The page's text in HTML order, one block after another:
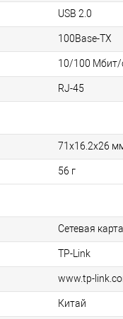
USB 2.0
100Base-TX
10/100 Мбит/
RJ-45
71х16.2х26
56 г
Сетевая карта
TP-Link
www.tp-
Китай